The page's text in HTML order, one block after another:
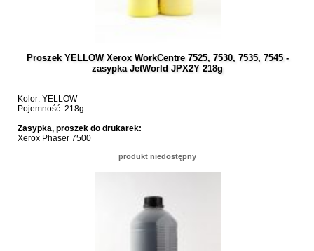
Proszek YELLOW Xerox WorkCentre 7525, 7530, 7535, 7545 -
zasypka JetWorld JPX2Y 218g
Kolor: YELLOW
Pojemność: 218g
Zasypka, proszek do drukarek:
Xerox Phaser 7500
produkt niedostępny